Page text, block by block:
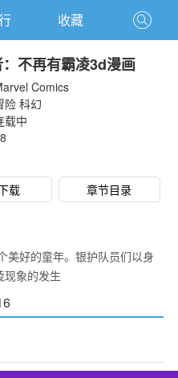
收藏
不再有霸凌3d漫画
Comics
险 科幻
载中
载 章节目录
美好的童年。银护队员们以身
现象的发生